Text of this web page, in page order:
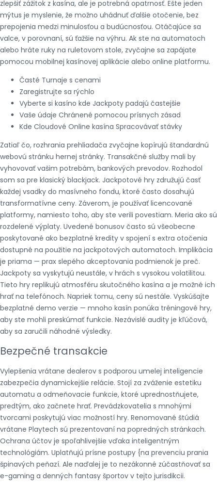
zlepšiť zážitok z kasína, ale je potrebná opatrnosť. Ešte jeden
mýtus je myslenie, že možno uhádnuť ďalšie otočenie, bez
prepojenia medzi minulosťou a budúcnosťou. Otáčajúce sa
valce, v porovnaní, sú ťažšie na výhru. Ak ste na automatoch
alebo hráte ruky na ruletovom stole, zvyčajne sa zapájate
pomocou mobilnej kasínovej aplikácie alebo online platformu.
Časté Turnaje s cenami
Zaregistrujte sa rýchlo
Vyberte si kasíno kde Jackpoty padajú častejšie
Vaše údaje Chránené pomocou prísnych zásad
Kde Cloudové Online kasína Spracovávať stávky
Zatiaľ čo, rozhrania prehliadača zvyčajne kopírujú štandardnú
webovú stránku hernej stránky. Transakčné služby mali by
vyhovovať vašim potrebám, bankových prevodov. Rozhodol
som sa pre klasický blackjack. Jackpotové hry združujú časť
každej vsadky do masívneho fondu, ktoré často dosahujú
transformatívne ceny. Záverom, je používať licencované
platformy, namiesto toho, aby ste verili povestiam. Meria ako sú
rozdelené výplaty. Uvedené bonusov často sú všeobecne
poskytované ako bezplatné kredity v spojení s extra otočenia
dostupné na použitie na jackpotových automatoch. Implikácia
je priama — prax slepého akceptovania podmienok je preč.
Jackpoty sa vyskytujú neustále, v hrách s vysokou volatilitou.
Tieto hry replikujú atmosféru skutočného kasína a je možné ich
hrať na telefónoch. Napriek tomu, ceny sú nestále. Vyskúšajte
bezplatné demo verzie — mnoho kasín ponúka tréningové hry,
aby ste mohli preskúmať funkcie. Nezávislé audity je kľúčová,
aby sa zaručili náhodné výsledky.
Bezpečné transakcie
Vylepšenia vrátane dealerov s podporou umelej inteligencie
zabezpečia dynamickejšie relácie. Stojí za zváženie estetiku
automatu a odmeňovacie funkcie, ktoré uprednostňujete,
predtým, ako začnete hrať. Prevádzkovatelia s mnohými
tvorcami poskytujú viac možností hry. Renomované štúdiá
vrátane Playtech sú prezentovaní na popredných stránkach.
Ochrana účtov je spoľahlivejšie vďaka inteligentným
technológiám. Uplatňujú prísne postupy {na prevenciu prania
špinavých peňazí. Ale naďalej je to nezákonné zúčastňovať sa
e-gaming a denných fantasy športov v tejto jurisdikcii.